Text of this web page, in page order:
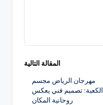
المقالة التالية
مهرجان الرياض مجسم
الكعبة: تصميم فني يعكس
روحانية المكان